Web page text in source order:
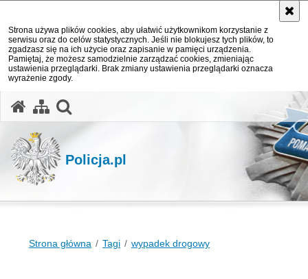
Strona używa plików cookies, aby ułatwić użytkownikom korzystanie z
serwisu oraz do celów statystycznych. Jeśli nie blokujesz tych plików, to
zgadzasz się na ich użycie oraz zapisanie w pamięci urządzenia.
Pamiętaj, że możesz samodzielnie zarządzać cookies, zmieniając
ustawienia przeglądarki. Brak zmiany ustawienia przeglądarki oznacza
wyrażenie zgody.
Policja.pl
Strona główna Tagi wypadek drogowy